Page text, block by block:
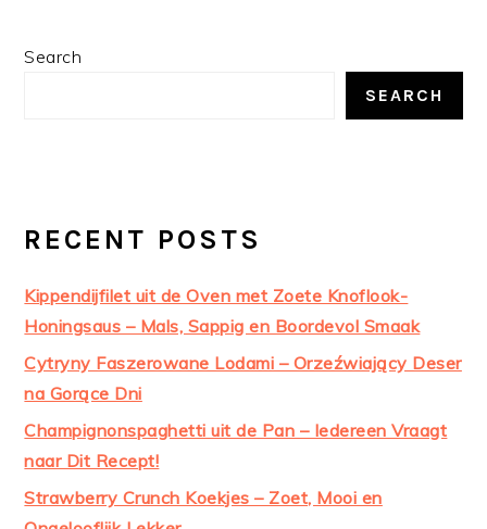
PRIMARY
Search
SEARCH
RECENT POSTS
Kippendijfilet uit de Oven met Zoete Knoflook-
Honingsaus – Mals, Sappig en Boordevol Smaak
Cytryny Faszerowane Lodami – Orzeźwiający Deser
na Gorące Dni
Champignonspaghetti uit de Pan – Iedereen Vraagt
naar Dit Recept!
Strawberry Crunch Koekjes – Zoet, Mooi en